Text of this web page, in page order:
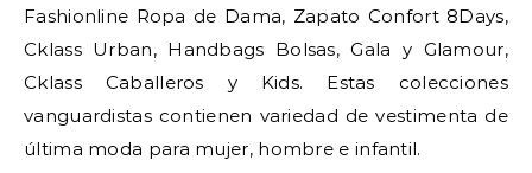
Fashionline Ropa de Dama, Zapato Confort 8Days,
Cklass Urban, Handbags Bolsas, Gala y Glamour,
Cklass Caballeros y Kids. Estas colecciones
vanguardistas contienen variedad de vestimenta de
última moda para mujer, hombre e infantil.